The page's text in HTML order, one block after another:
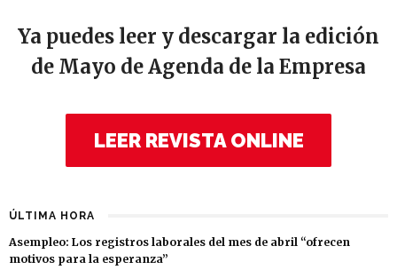
Ya puedes leer y descargar la edición
de Mayo de Agenda de la Empresa
LEER REVISTA ONLINE
ÚLTIMA HORA
Asempleo: Los registros laborales del mes de abril “ofrecen
motivos para la esperanza”